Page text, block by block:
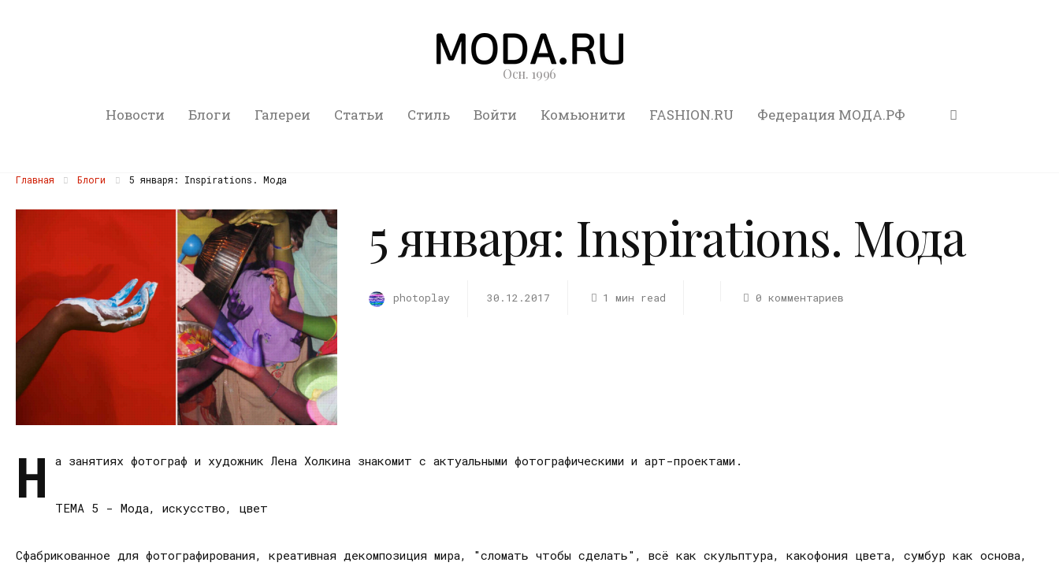
Осн. 1996
Новости Блоги Галереи Статьи Стиль Войти Комьюнити FASHION.RU Федерация МОДА.РФ
Главная Блоги 5 января: Inspirations. Мода
5 января: Inspirations. Мода
photoplay 30.12.2017 1 мин read 0 комментариев
Н а занятиях фотограф и художник Лена Холкина знакомит с актуальными фотографическими и арт-проектами.
ТЕМА 5 - Мода, искусство, цвет
Сфабрикованное для фотографирования, креативная декомпозиция мира, "сломать чтобы сделать", всё как скульптура, какофония цвета, сумбур как основа,